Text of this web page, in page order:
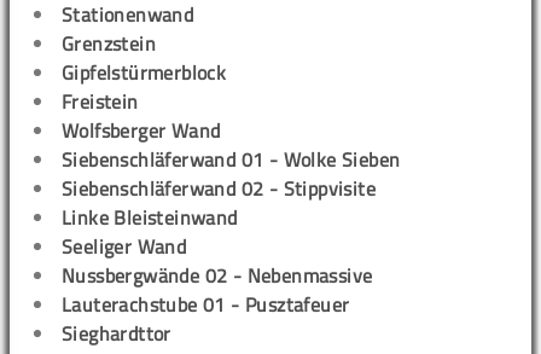
Stationenwand
Grenzstein
Gipfelstürmerblock
Freistein
Wolfsberger Wand
Siebenschläferwand 01 - Wolke Sieben
Siebenschläferwand 02 - Stippvisite
Linke Bleisteinwand
Seeliger Wand
Nussbergwände 02 - Nebenmassive
Lauterachstube 01 - Pusztafeuer
Sieghardttor